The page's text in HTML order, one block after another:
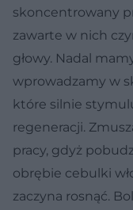
skoncentrowany
zawarte w nich
głowy. Nadal
wprowadzamy w
które silnie
regeneracji.
pracy, gdyż
obrębie cebulki
zaczyna rosnąć.